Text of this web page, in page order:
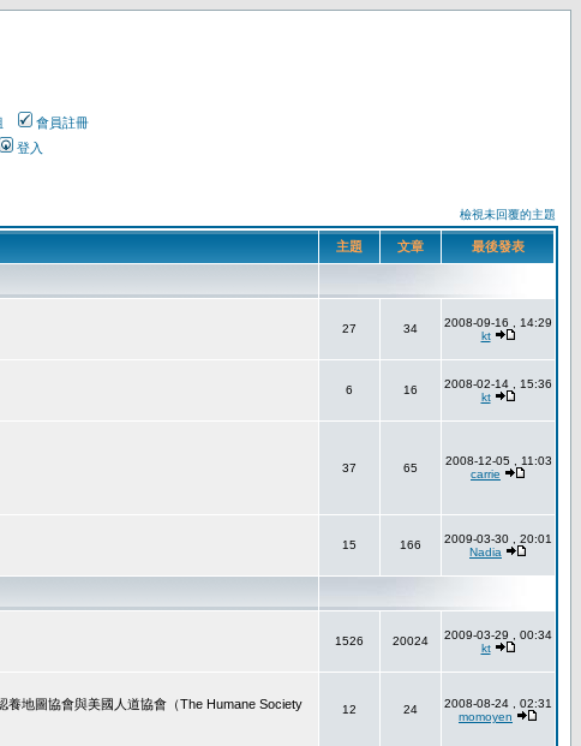
會員註冊
登入
檢視未回覆的主題
主題 文章 最後發表
27 34
2008-09-16 , 14:29
kt
6 16
2008-02-14 , 15:36
kt
37 65
2008-12-05 , 11:03
carrie
15 166
2009-03-30 , 20:01
Nadia
1526 20024
2009-03-29 , 00:34
kt
地圖協會與美國人道協會（The Humane Society
12 24
2008-08-24 , 02:31
momoyen